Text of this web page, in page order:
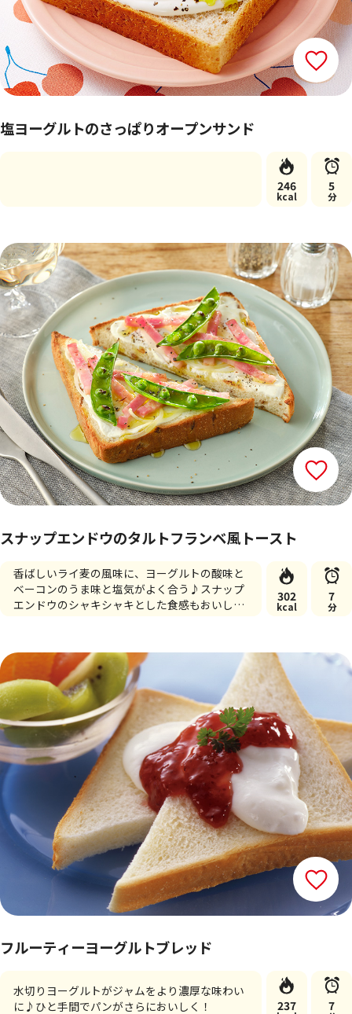
塩ヨーグルトのさっぱりオープンサンド
246
kcal
5
分
スナップエンドウのタルトフランベ風トースト
香ばしいライ麦の風味に、ヨーグルトの酸味と
ベーコンのうま味と塩気がよく合う♪スナップ
エンドウのシャキシャキとした食感もおいしい
302
kcal
7
分
フルーティーヨーグルトブレッド
水切りヨーグルトがジャムをより濃厚な味わい
に♪ひと手間でパンがさらにおいしく！
237 7